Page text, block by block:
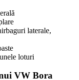
laterale,
loturi
VW Bora